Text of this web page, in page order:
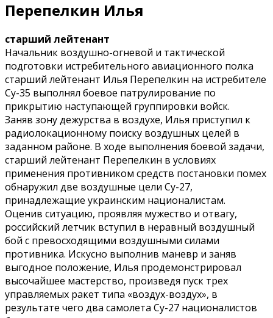
Перепелкин Илья
старший лейтенант
Начальник воздушно-огневой и тактической
подготовки истребительного авиационного полка
старший лейтенант Илья Перепелкин на истребителе
Су-35 выполнял боевое патрулирование по
прикрытию наступающей группировки войск.
Заняв зону дежурства в воздухе, Илья приступил к
радиолокационному поиску воздушных целей в
заданном районе. В ходе выполнения боевой задачи,
старший лейтенант Перепелкин в условиях
применения противником средств постановки помех
обнаружил две воздушные цели Су-27,
принадлежащие украинским националистам.
Оценив ситуацию, проявляя мужество и отвагу,
российский летчик вступил в неравный воздушный
бой с превосходящими воздушными силами
противника. Искусно выполнив маневр и заняв
выгодное положение, Илья продемонстрировал
высочайшее мастерство, произведя пуск трех
управляемых ракет типа «воздух-воздух», в
результате чего два самолета Су-27 националистов